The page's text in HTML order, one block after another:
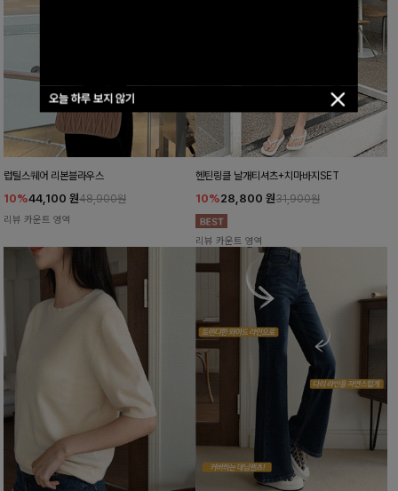
오늘 하루 보지 않기
럽틸스퀘어 리본블라우스
10%44,100 원48,900원
리뷰 카운트 영역
헨틴링클 날개티셔츠+치마바지SET
10%28,800 원31,900원
리뷰 카운트 영역